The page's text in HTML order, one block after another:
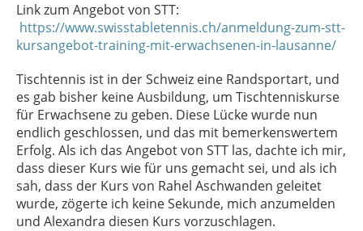
Link zum Angebot von STT:
https://www.swisstabletennis.ch/anmeldung-zum-stt-
kursangebot-training-mit-erwachsenen-in-lausanne/
Tischtennis ist in der Schweiz eine Randsportart, und
es gab bisher keine Ausbildung, um Tischtenniskurse
für Erwachsene zu geben. Diese Lücke wurde nun
endlich geschlossen, und das mit bemerkenswertem
Erfolg. Als ich das Angebot von STT las, dachte ich mir,
dass dieser Kurs wie für uns gemacht sei, und als ich
sah, dass der Kurs von Rahel Aschwanden geleitet
wurde, zögerte ich keine Sekunde, mich anzumelden
und Alexandra diesen Kurs vorzuschlagen.